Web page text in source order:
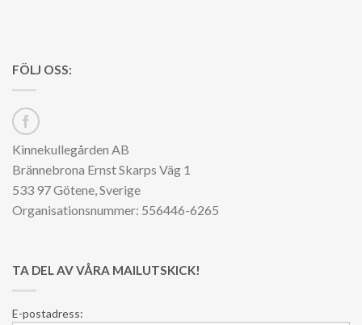
FÖLJ OSS:
Kinnekullegården AB
Brännebrona Ernst Skarps Väg 1
533 97 Götene, Sverige
Organisationsnummer: 556446-6265
TA DEL AV VÅRA MAILUTSKICK!
E-postadress: